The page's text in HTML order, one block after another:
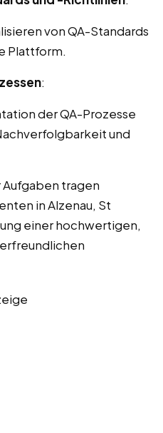
von QA-Standards
Plattform.
:
der QA-Prozesse
und
Aufgaben tragen
in Alzenau, St
einer hochwertigen,